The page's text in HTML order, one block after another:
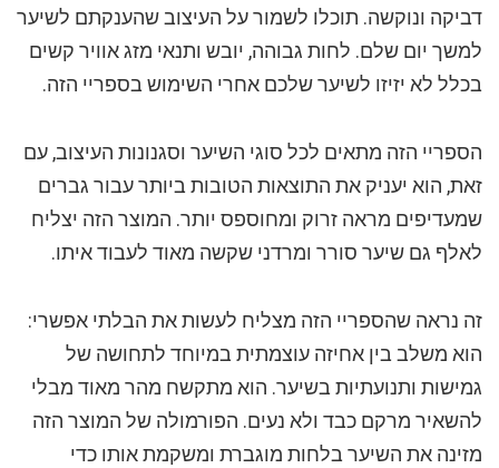
דביקה ונוקשה. תוכלו לשמור על העיצוב שהענקתם לשיער
למשך יום שלם. לחות גבוהה, יובש ותנאי מזג אוויר קשים
בכלל לא יזיזו לשיער שלכם אחרי השימוש בספריי הזה.
הספריי הזה מתאים לכל סוגי השיער וסגנונות העיצוב, עם
זאת, הוא יעניק את התוצאות הטובות ביותר עבור גברים
שמעדיפים מראה זרוק ומחוספס יותר. המוצר הזה יצליח
לאלף גם שיער סורר ומרדני שקשה מאוד לעבוד איתו.
זה נראה שהספריי הזה מצליח לעשות את הבלתי אפשרי:
הוא משלב בין אחיזה עוצמתית במיוחד לתחושה של
גמישות ותנועתיות בשיער. הוא מתקשח מהר מאוד מבלי
להשאיר מרקם כבד ולא נעים. הפורמולה של המוצר הזה
מזינה את השיער בלחות מוגברת ומשקמת אותו כדי